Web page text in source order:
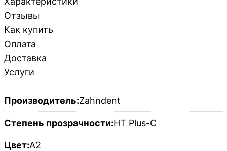
Отзывы
Как купить
Оплата
Доставка
Услуги
Производитель:Zahndent
Степень прозрачности:HT Plus-C
Цвет:A2